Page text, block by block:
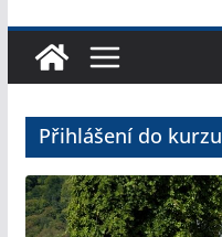
Přihlášení do kurzu